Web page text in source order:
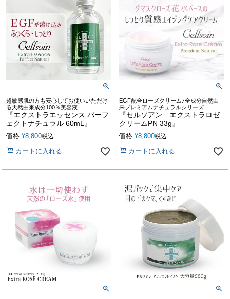
超敏感肌の方も安心してお使いいただけ
る天然由来成分100％美容液
『エクストラエッセンス パーフ
ェクトナチュラル 60mL』
価格 ¥8,800税込
カートに入れる
EGF配合ローズクリーム♪全成分自然由
来プレミアムナチュラルシリーズ
『セルソアン エクストラロゼ
クリームPN 33g』
価格 ¥8,800税込
カートに入れる